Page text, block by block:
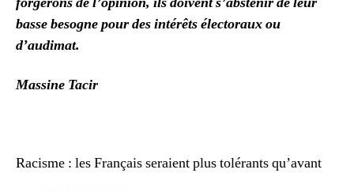
basse besogne pour des intérêts électoraux ou
d’audimat.
Massine Tacir
Racisme : les Français seraient plus tolérants qu’avant